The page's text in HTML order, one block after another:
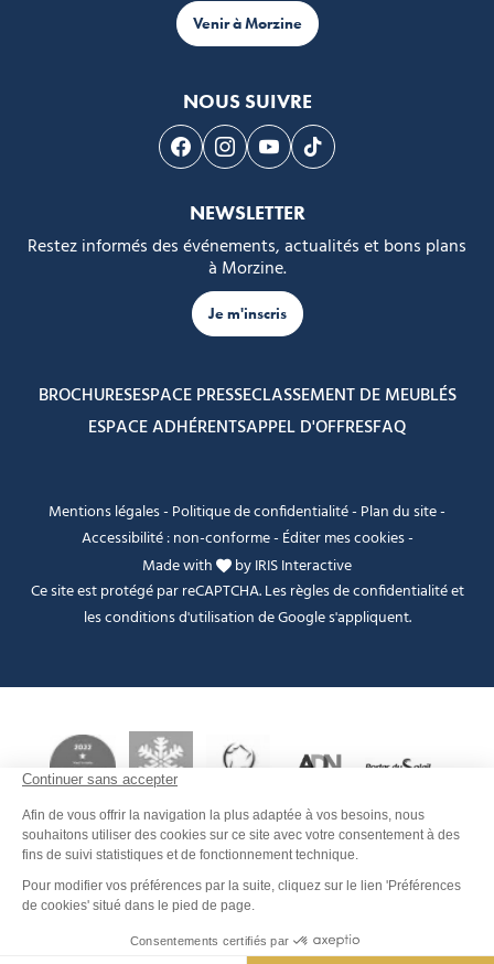
Venir à Morzine
NOUS SUIVRE
Suivez-nous sur Facebook
Suivez-nous sur Instagram
Suivez-nous sur Youtube
Suivez-nous sur
NEWSLETTER
Restez informés des événements, actualités et bons plans
à Morzine.
Je m'inscris
BROCHURESESPACE PRESSECLASSEMENT DE MEUBLÉS
ESPACE ADHÉRENTSAPPEL D'OFFRESFAQ
Mentions légales- Politique de confidentialité- Plan du site-
Accessibilité : non-conforme- Éditer mes cookies-
Made with
byIRIS Interactive
Ce site est protégé par reCAPTCHA. Lesrègles de confidentialitéet
lesconditions d'utilisationde Google s'appliquent.
FANFOUÉ
Je peux t'aider ?